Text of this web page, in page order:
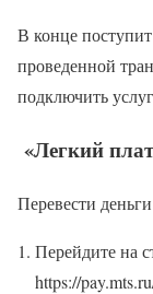
В конце
проведенной
подключить
«Легкий
Перевести
Перейдите на
https://